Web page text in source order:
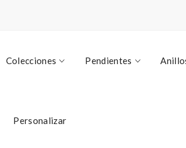
Colecciones Pendientes
Personalizar